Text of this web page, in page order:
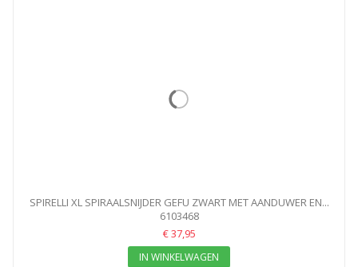
SPIRELLI XL SPIRAALSNIJDER GEFU ZWART MET AANDUWER EN...
6103468
€ 37,95
IN WINKELWAGEN